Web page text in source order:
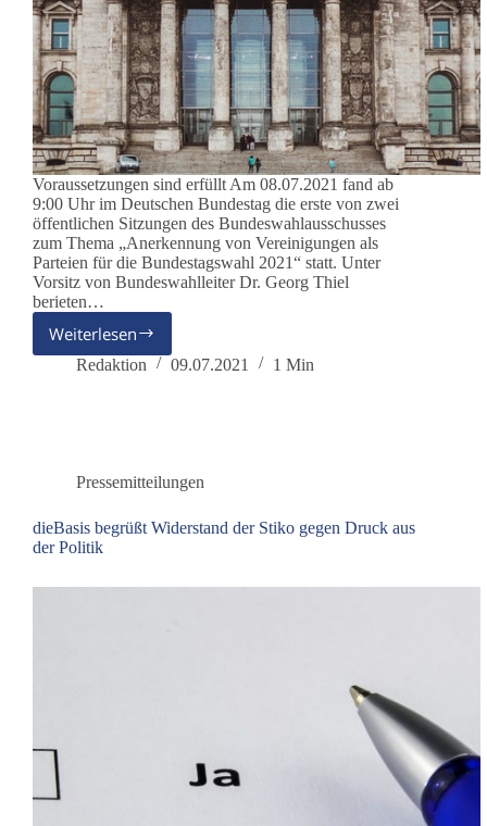
Voraussetzungen sind erfüllt Am 08.07.2021 fand ab
9:00 Uhr im Deutschen Bundestag die erste von zwei
öffentlichen Sitzungen des Bundeswahlausschusses
zum Thema „Anerkennung von Vereinigungen als
Parteien für die Bundestagswahl 2021“ statt. Unter
Vorsitz von Bundeswahlleiter Dr. Georg Thiel
berieten…
Weiterlesen
dieBasis
ist
Redaktion 09.07.2021 1 Min
Pressemitteilungen
dieBasis begrüßt Widerstand der Stiko gegen Druck aus
der Politik